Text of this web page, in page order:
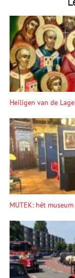
Heiligen van de
MUTEK: hét